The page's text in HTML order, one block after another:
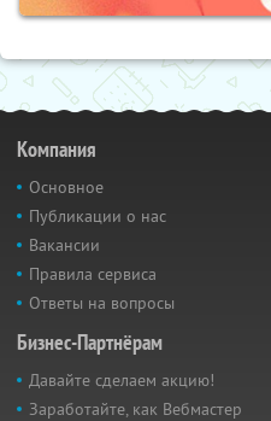
Компания
Основное
Публикации о нас
Вакансии
Правила сервиса
Ответы на вопросы
Бизнес-Партнёрам
Давайте сделаем акцию!
Заработайте, как Вебмастер